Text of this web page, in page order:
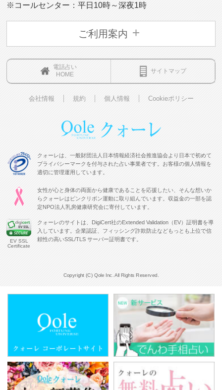
※コールセンター：平日10時～深夜1時
ご利用案内
電話占い
HOME
サイトマップ
会社情報 規約 個人情報 Cookieポリシー
クォーレは、一般財団法人日本情報経済社会推進協会より日本で初めて
プライバシーマークを付与された占い事業者です。お客様の個人情報を
適切に管理運用しています。
女性が心と身体の両面から健康であることを応援したい、そんな想いか
らクォーレはピンクリボン運動に取り組んでいます。収益金の一部を認
定NPO法人乳房健康研究会に寄付しています。
EV SSL
Certificate
クォーレのサイトは、DigiCert社のExtended Validation（EV）証明書を導
入しています。企業認証、フィッシング詐欺防止などもっとも上位で信
頼性の高いSSL/TLS サーバー証明書です。
Copyright (C) Qole Inc. All Rights Reserved.